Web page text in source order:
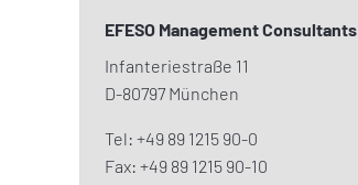
EFESO Management Consultants
Infanteriestraße 11
D-80797 München
Tel: +49 89 1215 90-0
Fax: +49 89 1215 90-10